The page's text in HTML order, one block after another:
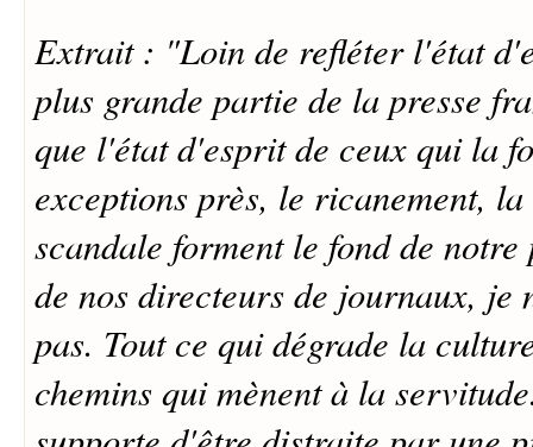
Extrait : "Loin de refléter l'état
plus grande partie de la presse
que l'état d'esprit de ceux qui la
exceptions près, le ricanement,
scandale forment le fond de
de nos directeurs de journaux, je
pas. Tout ce qui dégrade la
chemins qui mènent à la